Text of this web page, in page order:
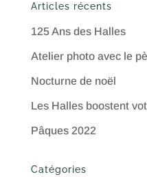
Articles récents
125 Ans des Halles
Atelier photo avec le
Nocturne de noël
Les Halles boostent
Pâques 2022
Catégories